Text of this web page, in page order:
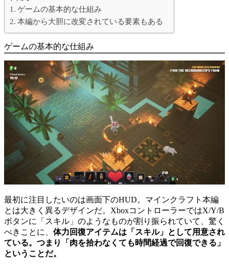
ゲームの基本的な仕組み
本編から大胆に改変されている要素もある
ゲームの基本的な仕組み
最初に注目したいのは画面下のHUD。マインクラフト本編
とは大きく異るデザインだ。XboxコントローラーではX/Y/B
ボタンに「スキル」のようなものが割り振られていて、驚く
べきことに、 体力回復アイテムは「スキル」として用意され
ている。つまり「肉を拾わなくても時間経過で回復できる」
ということだ。